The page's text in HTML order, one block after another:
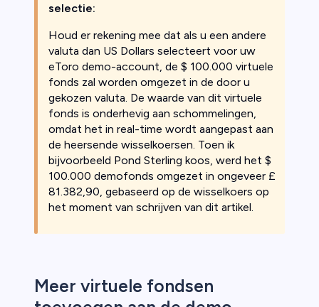
selectie:
Houd er rekening mee dat als u een andere
valuta dan US Dollars selecteert voor uw
eToro demo-account, de $ 100.000 virtuele
fonds zal worden omgezet in de door u
gekozen valuta. De waarde van dit virtuele
fonds is onderhevig aan schommelingen,
omdat het in real-time wordt aangepast aan
de heersende wisselkoersen. Toen ik
bijvoorbeeld Pond Sterling koos, werd het $
100.000 demofonds omgezet in ongeveer £
81.382,90, gebaseerd op de wisselkoers op
het moment van schrijven van dit artikel.
Meer virtuele fondsen